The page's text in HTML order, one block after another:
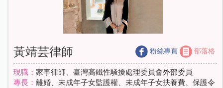
黃靖芸律師 粉絲專頁 部落格
現職： 家事律師、臺灣高鐵性騷擾處理委員會外部委員
專長： 離婚、未成年子女監護權、未成年子女扶養費、保護令